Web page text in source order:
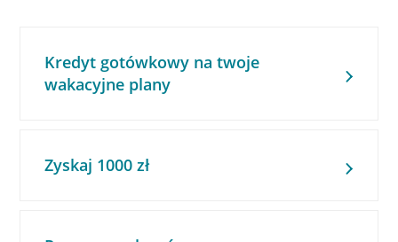
Kredyt gotówkowy na twoje
wakacyjne plany
Zyskaj 1000 zł